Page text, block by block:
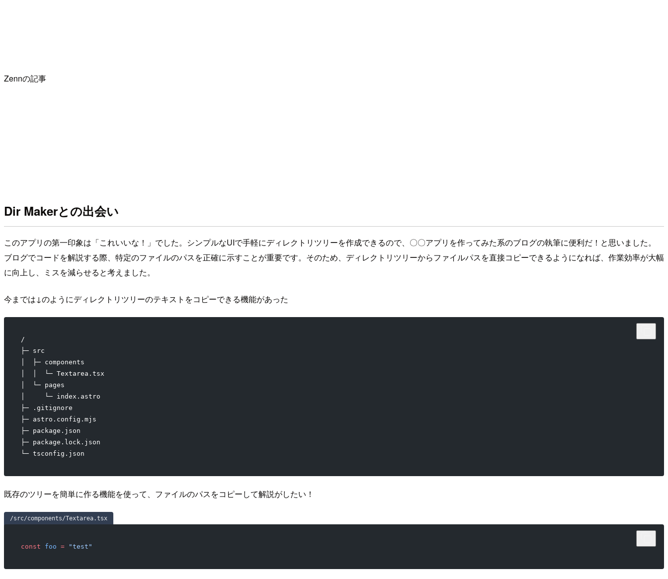
Zennの記事
Dir Makerとの出会い
このアプリの第一印象は「これいいな！」でした。シンプルなUIで手軽にディレクトリツリーを作成できるので、〇〇アプリを作ってみた系のブログの執筆に便利だ！と思いました。
ブログでコードを解説する際、特定のファイルのパスを正確に示すことが重要です。そのため、ディレクトリツリーからファイルパスを直接コピーできるようになれば、作業効率が大幅
に向上し、ミスを減らせると考えました。
今までは↓のようにディレクトリツリーのテキストをコピーできる機能があった
/
├─ src
│  ├─ components
│  │  └─ Textarea.tsx
│  └─ pages
│     └─ index.astro
├─ .gitignore
├─ astro.config.mjs
├─ package.json
├─ package.lock.json
└─ tsconfig.json
既存のツリーを簡単に作る機能を使って、ファイルのパスをコピーして解説がしたい！
/src/components/Textarea.tsx
const foo = "test"